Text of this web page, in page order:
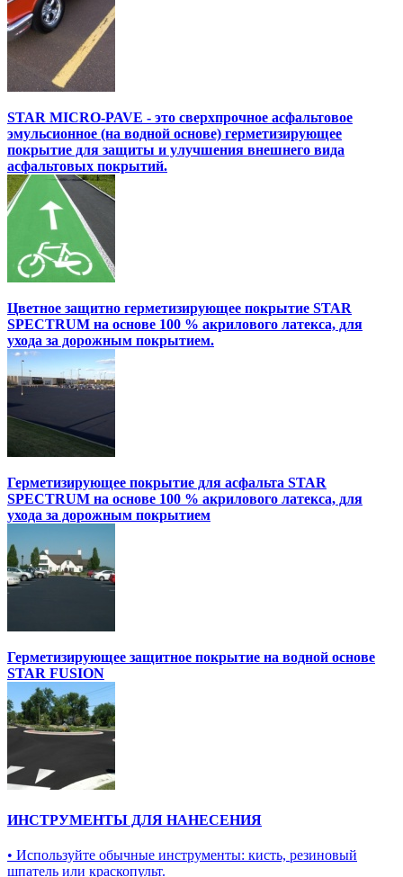
STAR MICRO-PAVE - это сверхпрочное асфальтовое
эмульсионное (на водной основе) герметизирующее
покрытие для защиты и улучшения внешнего вида
асфальтовых покрытий.
Цветное защитно герметизирующее покрытие STAR
SPECTRUM на основе 100 % акрилового латекса, для
ухода за дорожным покрытием.
Герметизирующее покрытие для асфальта STAR
SPECTRUM на основе 100 % акрилового латекса, для
ухода за дорожным покрытием
Герметизирующее защитное покрытие на водной основе
STAR FUSION
ИНСТРУМЕНТЫ ДЛЯ НАНЕСЕНИЯ
• Используйте обычные инструменты: кисть, резиновый
шпатель или краскопульт.